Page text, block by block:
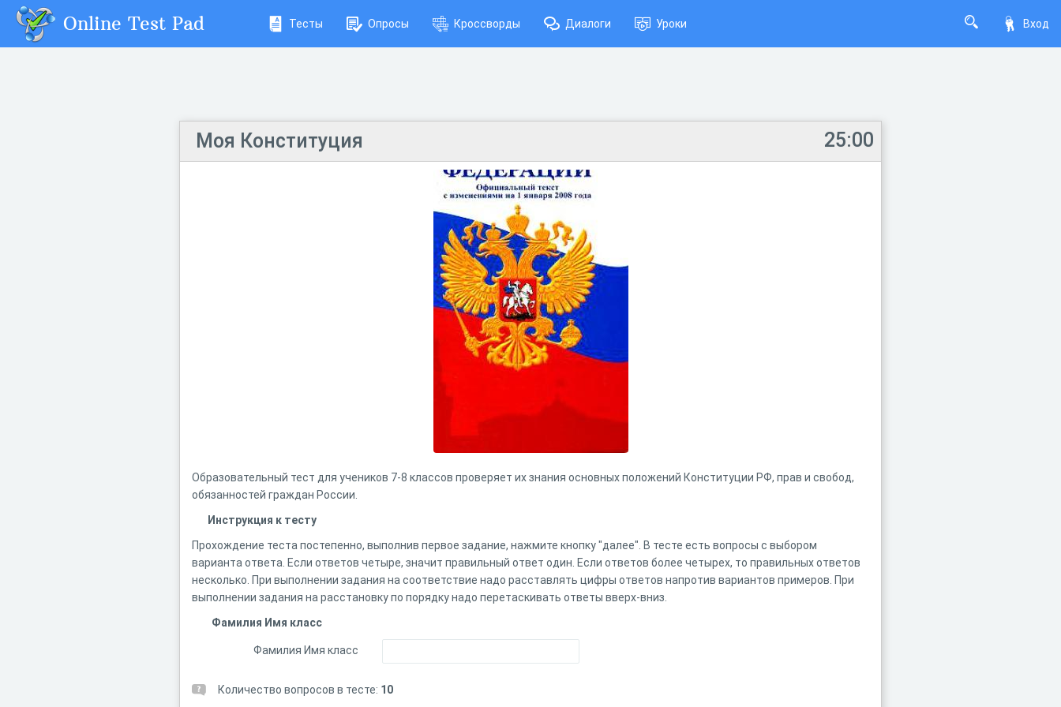
Вход
Online Test Pad Тесты Опросы Кроссворды Диалоги Уроки
25:00
Моя Конституция
Образовательный тест для учеников 7-8 классов проверяет их знания основных положений Конституции РФ, прав и свобод,
обязанностей граждан России.
Инструкция к тесту
Прохождение теста постепенно, выполнив первое задание, нажмите кнопку "далее". В тесте есть вопросы с выбором
варианта ответа. Если ответов четыре, значит правильный ответ один. Если ответов более четырех, то правильных ответов
несколько. При выполнении задания на соответствие надо расставлять цифры ответов напротив вариантов примеров. При
выполнении задания на расстановку по порядку надо перетаскивать ответы вверх-вниз.
Фамилия Имя класс
Фамилия Имя класс
Количество вопросов в тесте: 10